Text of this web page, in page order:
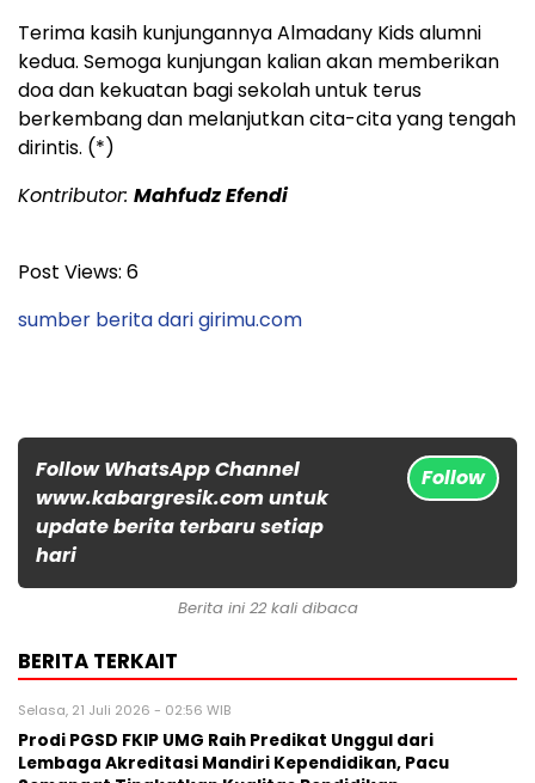
Terima kasih kunjungannya Almadany Kids alumni
kedua. Semoga kunjungan kalian akan memberikan
doa dan kekuatan bagi sekolah untuk terus
berkembang dan melanjutkan cita-cita yang tengah
dirintis. (*)
Kontributor: Mahfudz Efendi
Post Views: 6
sumber berita dari girimu.com
Follow WhatsApp Channel
www.kabargresik.com untuk
update berita terbaru setiap
hari
Follow
Berita ini 22 kali dibaca
BERITA TERKAIT
Selasa, 21 Juli 2026 - 02:56 WIB
Prodi PGSD FKIP UMG Raih Predikat Unggul dari
Lembaga Akreditasi Mandiri Kependidikan, Pacu